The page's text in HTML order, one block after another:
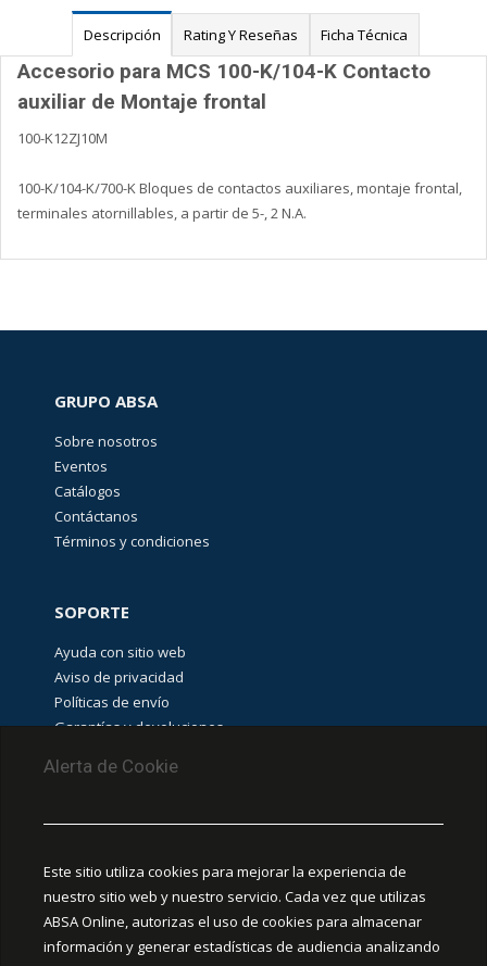
Descripción Rating Y Reseñas Ficha Técnica
Accesorio para MCS 100-K/104-K Contacto
auxiliar de Montaje frontal
100-K12ZJ10M
100-K/104-K/700-K Bloques de contactos auxiliares, montaje frontal,
terminales atornillables, a partir de 5-, 2 N.A.
Alerta de Cookie
Este sitio utiliza cookies para mejorar la experiencia de
nuestro sitio web y nuestro servicio. Cada vez que utilizas
ABSA Online, autorizas el uso de cookies para almacenar
información y generar estadísticas de audiencia analizando
GRUPO ABSA
Sobre nosotros
Eventos
Catálogos
Contáctanos
Términos y condiciones
SOPORTE
Ayuda con sitio web
Aviso de privacidad
Políticas de envío
Garantías y devoluciones
PUNTOS DE RECOLECCIÓN
CEDIS Guadalajara
Amapola #380, La Aurora, C.P. 44460 Guadalajara,
Jalisco, MX.